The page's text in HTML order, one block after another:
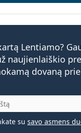
Lentiamo?
naujienlaiškio
dovaną
su savo asmens